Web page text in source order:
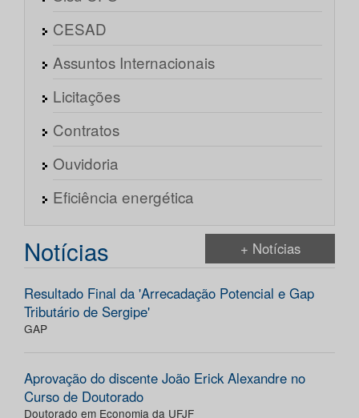
CESAD
Assuntos Internacionais
Licitações
Contratos
Ouvidoria
Eficiência energética
Notícias + Notícias
Resultado Final da 'Arrecadação Potencial e Gap
Tributário de Sergipe'
GAP
Aprovação do discente João Erick Alexandre no
Curso de Doutorado
Doutorado em Economia da UFJF